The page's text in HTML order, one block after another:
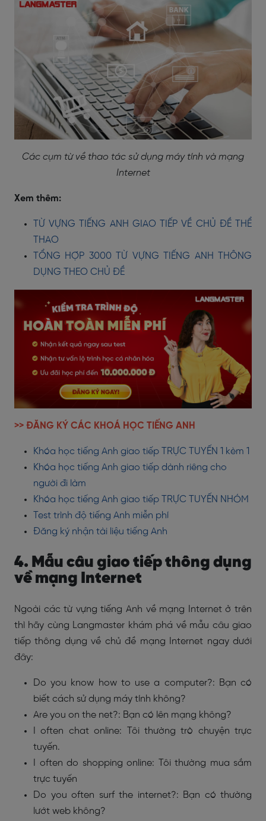
Các cụm từ về thao tác sử dụng máy tính và mạng
Internet
Xem thêm:
TỪ VỰNG TIẾNG ANH GIAO TIẾP VỀ CHỦ ĐỀ THỂ
THAO
TỔNG HỢP 3000 TỪ VỰNG TIẾNG ANH THÔNG
DỤNG THEO CHỦ ĐỀ
>> ĐĂNG KÝ CÁC KHOÁ HỌC TIẾNG ANH
Khóa học tiếng Anh giao tiếp TRỰC TUYẾN 1 kèm 1
Khóa học tiếng Anh giao tiếp dành riêng cho
người đi làm
Khóa học tiếng Anh giao tiếp TRỰC TUYẾN NHÓM
Test trình độ tiếng Anh miễn phí
Đăng ký nhận tài liệu tiếng Anh
4. Mẫu câu giao tiếp thông dụng
về mạng Internet
Ngoài các từ vựng tiếng Anh về mạng Internet ở trên
thì hãy cùng Langmaster khám phá về mẫu câu giao
tiếp thông dụng về chủ đề mạng Internet ngay dưới
đây:
Do you know how to use a computer?: Bạn có
biết cách sử dụng máy tính không?
Are you on the net?: Bạn có lên mạng không?
I often chat online: Tôi thường trò chuyện trực
tuyến.
I often do shopping online: Tôi thường mua sắm
trực tuyến
Do you often surf the internet?: Bạn có thường
lướt web không?